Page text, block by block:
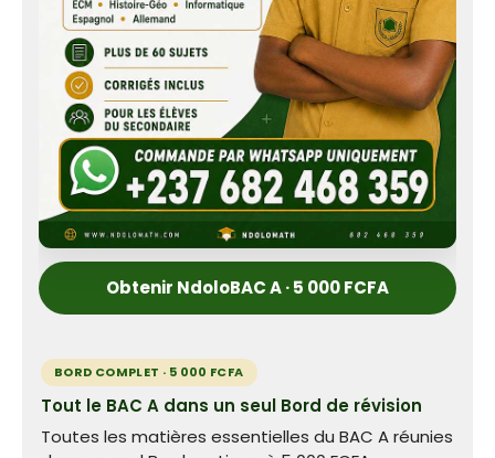
Obtenir NdoloBAC A · 5 000 FCFA
BORD COMPLET · 5 000 FCFA
Tout le BAC A dans un seul Bord de révision
Toutes les matières essentielles du BAC A réunies